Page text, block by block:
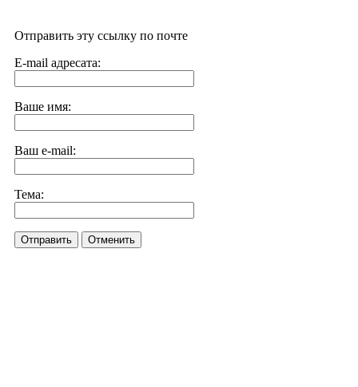
Отправить эту ссылку по почте
E-mail адресата:
Ваше имя:
Ваш e-mail:
Тема:
Отправить Отменить